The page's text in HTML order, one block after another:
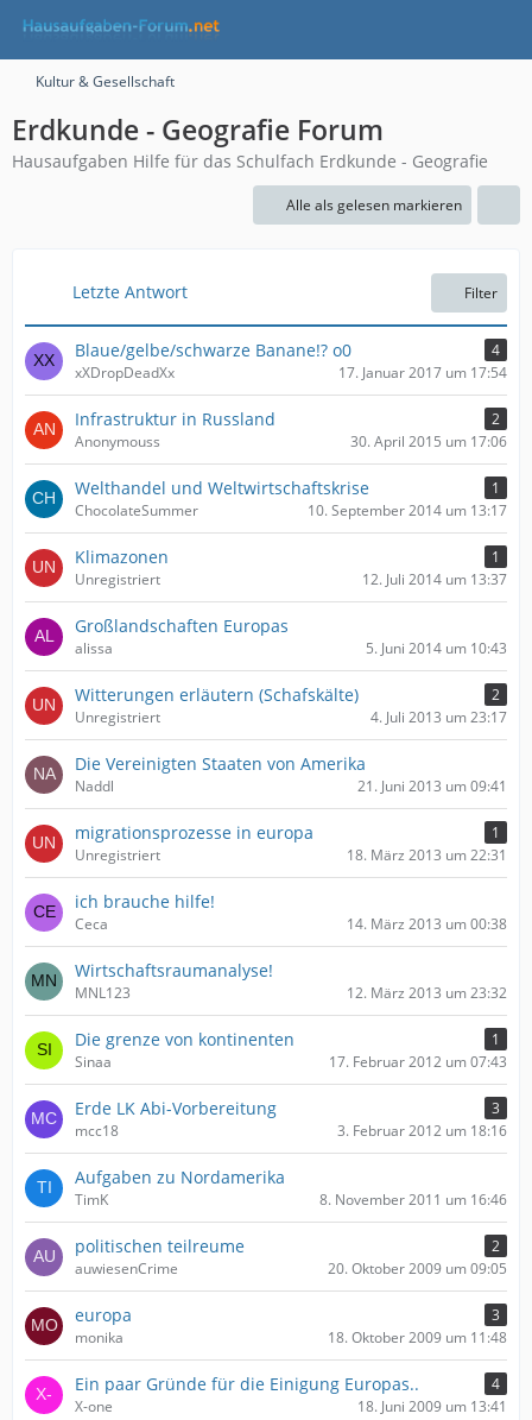
Kultur & Gesellschaft
Erdkunde - Geografie Forum
Hausaufgaben Hilfe für das Schulfach Erdkunde - Geografie
Alle als gelesen markieren
Letzte Antwort Filter
Blaue/gelbe/schwarze Banane!? o0
4
xXDropDeadXx
17. Januar 2017 um 17:54
Infrastruktur in Russland
2
Anonymouss
30. April 2015 um 17:06
Welthandel und Weltwirtschaftskrise
1
ChocolateSummer
10. September 2014 um 13:17
Klimazonen
1
Unregistriert
12. Juli 2014 um 13:37
Großlandschaften Europas
alissa 5. Juni 2014 um 10:43
Witterungen erläutern (Schafskälte)
2
Unregistriert
4. Juli 2013 um 23:17
Die Vereinigten Staaten von Amerika
Naddl 21. Juni 2013 um 09:41
migrationsprozesse in europa
1
Unregistriert
18. März 2013 um 22:31
ich brauche hilfe!
Ceca 14. März 2013 um 00:38
Wirtschaftsraumanalyse!
MNL123 12. März 2013 um 23:32
Die grenze von kontinenten
1
Sinaa
17. Februar 2012 um 07:43
Erde LK Abi-Vorbereitung
3
mcc18
3. Februar 2012 um 18:16
Aufgaben zu Nordamerika
TimK 8. November 2011 um 16:46
politischen teilreume
2
auwiesenCrime
20. Oktober 2009 um 09:05
europa
3
monika
18. Oktober 2009 um 11:48
Ein paar Gründe für die Einigung Europas..
4
X-one
18. Juni 2009 um 13:41